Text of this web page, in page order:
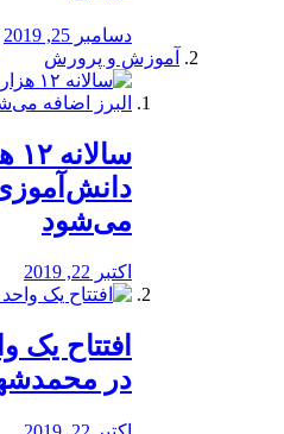
دسامبر 25, 2019
آموزش و پرورش
می‌شود
اکتبر 22, 2019
افتتاح
در